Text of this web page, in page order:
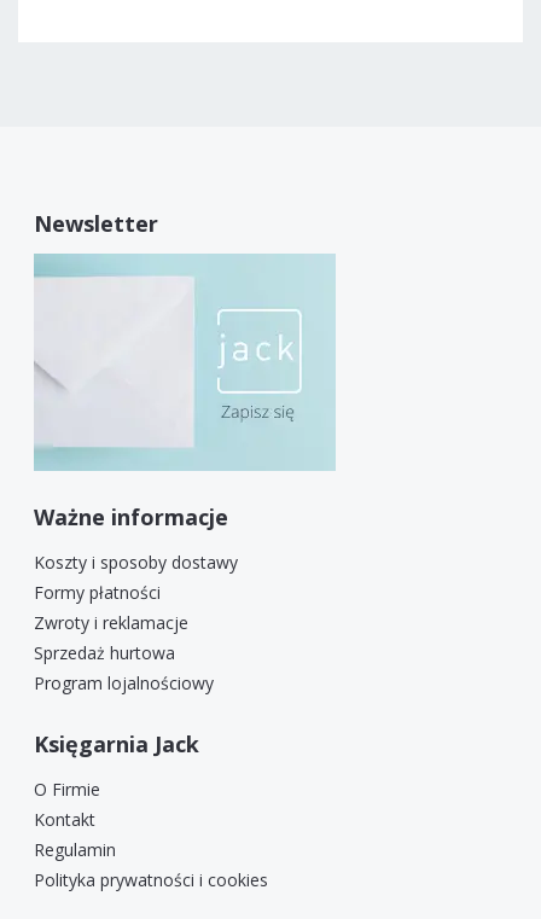
Newsletter
Ważne informacje
Koszty i sposoby dostawy
Formy płatności
Zwroty i reklamacje
Sprzedaż hurtowa
Program lojalnościowy
Księgarnia Jack
O Firmie
Kontakt
Regulamin
Polityka prywatności i cookies